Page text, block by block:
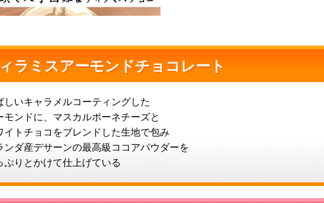
ラミスアーモンドチョコレート
しいキャラメルコーティングした
モンドに、マスカルポーネチーズと
イトチョコをブレンドした生地で包み
ンダ産デサーンの最高級ココアパウダーを
ぷりとかけて仕上げている